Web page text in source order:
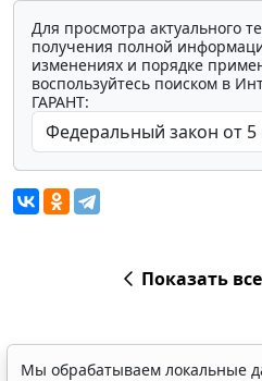
Для просмотра актуального
получения полной
изменениях и порядке
воспользуйтесь поиском в
ГАРАНТ:
Показать
Мы обрабатываем локальные